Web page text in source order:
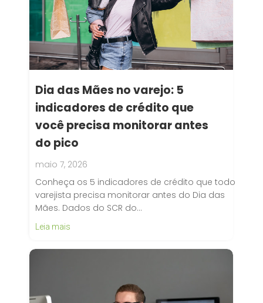
Dia das Mães no varejo: 5
indicadores de crédito que
você precisa monitorar antes
do pico
maio 7, 2026
Conheça os 5 indicadores de crédito que todo
varejista precisa monitorar antes do Dia das
Mães. Dados do SCR do…
Leia mais